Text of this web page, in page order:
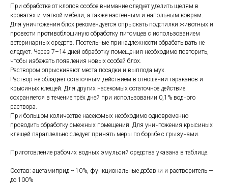
При обработке от клопов особое внимание следует уделить щелям в
кроватях и мягкой мебели, а также настенным и напольным коврам.
Для уничтожения блох рекомендуется опрыскать подстилки животных и
провести противоблошиную обработку питомцев с использованием
ветеринарных средств. Постельные принадлежности обрабатывать не
следует. Через 7–14 дней обработку помещения необходимо повторить,
чтобы избежать появления новых особей блох.
Раствором опрыскивают места посадки и выплода мух.
Раствор не обладает остаточным действием в отношении тараканов и
крысиных клещей. Для других насекомых остаточное действие
сохраняется в течение трёх дней при использовании 0,1% водного
раствора.
При большом количестве насекомых необходимо одновременно
проводить обработку смежных помещений. Для уничтожения крысиных
клещей параллельно следует принять меры по борьбе с грызунами.
Приготовление рабочих водных эмульсий средства указана в таблице.
Состав: ацетамиприд -- 10%, функциональные добавки и растворитель —
до 100%